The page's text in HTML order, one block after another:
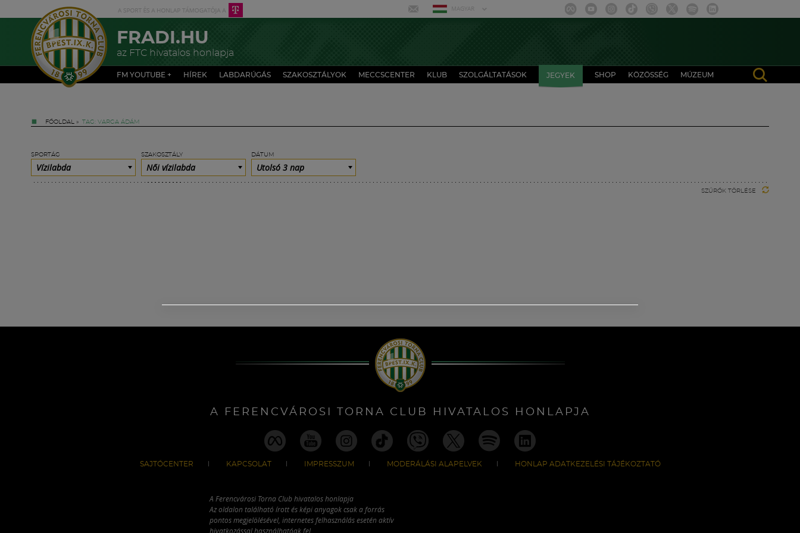
MAGYAR
FRADI.HU
az FTC hivatalos honlapja
FM YOUTUBE + HÍREK LABDARÚGÁS SZAKOSZTÁLYOK MECCSCENTER KLUB SZOLGÁLTATÁSOK JEGYEK SHOP KÖZÖSSÉG MÚZEUM
FŐOLDAL » TAG: VARGA ÁDÁM
SPORTÁG
Vízilabda
SZAKOSZTÁLY
Női vízilabda
DÁTUM
Utolsó 3 nap
SZŰRŐK TÖRLÉSE
A FERENCVÁROSI TORNA CLUB HIVATALOS HONLAPJA
SAJTÓCENTER KAPCSOLAT IMPRESSZUM MODERÁLÁSI ALAPELVEK HONLAP ADATKEZELÉSI TÁJÉKOZTATÓ
A Ferencvárosi Torna Club hivatalos honlapja
Az oldalon található írott és képi anyagok csak a forrás
pontos megjelölésével, internetes felhasználás esetén aktív
hivatkozással használhatóak fel.